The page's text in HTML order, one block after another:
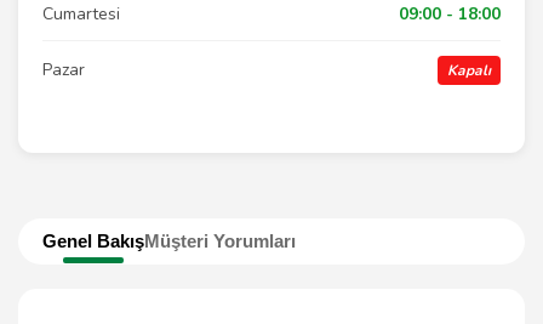
Genel BakışMüşteri Yorumları
Cumartesi 09:00 - 18:00
Pazar Kapalı